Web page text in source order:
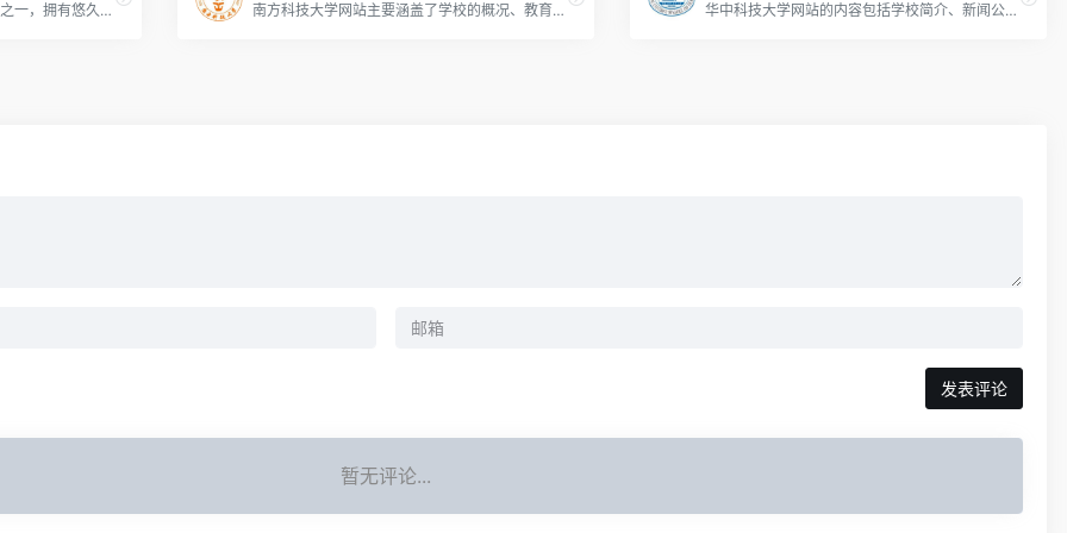
北京大学是中国著名的高等学府之一，拥有悠久的历史和卓越的学术声誉。通过访问该网站，你可以获取关于北京大学的各种信息，如学校的历史、学术项目、研究成果、校园生活、招生信息等。 南方科技大学网站主要涵盖了学校的概况、教育教学、科研成果、招生就业、校园生活等多方面信息。 华中科技大学网站的内容包括学校简介、新闻公告、教学科研、学生生活、校园文化等方面。
发表评论
暂无评论...